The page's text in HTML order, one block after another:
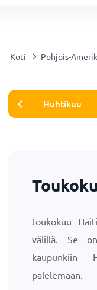
Koti Pohjois-
Huhtikuu
toukokuu
välillä. Se
kaupunkiin
palelemaan.